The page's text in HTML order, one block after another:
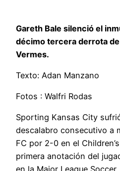
Gareth Bale silenció el
décimo tercera derrota
Vermes.
Texto: Adan Manzano
Fotos : Walfri Rodas
Sporting Kansas City
descalabro consecutivo a
FC por 2-0 en el
primera anotación del